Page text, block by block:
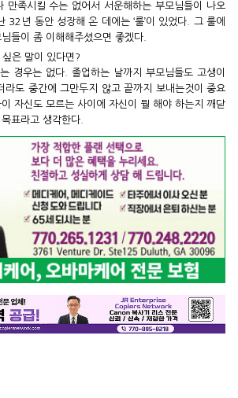
만족시킬 수는 없어서 서운해하는 부모님들이 나오
32년 동안 성장해 온 데에는 ‘룰’이 있었다. 그 룰에
들이 좀 이해해주셨으면 좋겠다.
은 말이 있다면?
경우는 없다. 졸업하는 날까지 부모님들도 고생이
라도 중간에 그만두지 않고 끝까지 보내는것이 중요
자신도 모르는 사이에 자신이 뭘 해야 하는지 깨닫
표라고 생각한다.